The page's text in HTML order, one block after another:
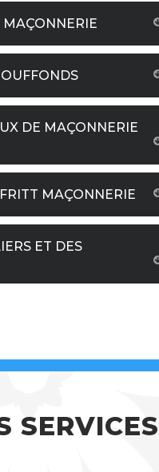
MAÇONNERIE
DE MAÇONNERIE
MAÇONNERIE
ET DES
SERVICES